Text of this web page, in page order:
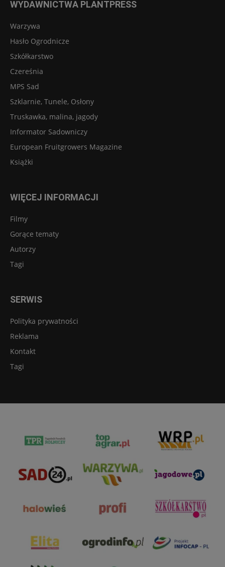
WYDAWNICTWA PLANTPRESS
Warzywa
Hasło Ogrodnicze
Szkółkarstwo
Czereśnia
MPS Sad
Szklarnie, Tunele, Osłony
Truskawka, malina, jagody
Informator Sadowniczy
European Fruitgrowers Magazine
Książki
WIĘCEJ INFORMACJI
Filmy
Gorące tematy
Autorzy
Tagi
SERWIS
Polityka prywatności
Reklama
Kontakt
Tagi